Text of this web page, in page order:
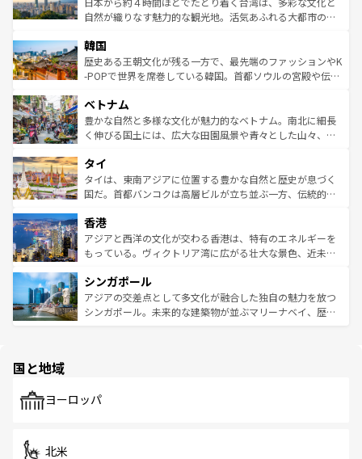
ク、伝統的なフラダンスなど、すべてがハワイの魅力を彩
ワイを、存分に味わってほしい。 なお、新着のハワイ情報
はコンテンツ一覧を参照してほしい。
ど、見どころがたくさん。また、カフェやワイン、オージ
いる。アクティビティも充実しており、サーフィンやダイ
ビング、ハイキングなど、アウトドア好きにはたまらな
い。オーストラリアの多彩な魅力を存分に味わいつくそ
参照してほしい。
自然が織りなす魅力的な観光地。活気あふれる大都市の台
ン）、静ひつな山岳地帯である台湾東部など、都市の喧騒
と山間の静けさが共存しており、訪れる人に新しい発見と
驚きをもたらしてくれる。また、奥深い台湾の食文化も魅
容にもいいと評判のスイーツなど、バラエティ豊かな料理
が味わえる。 なお、新着の台湾情報は コンテンツ一覧を参
照してほしい。
韓国
歴史ある王朝文化が残る一方で、最先端のファッションやK
-POPで世界を席巻している韓国。首都ソウルの宮殿や伝統
き、地方に足を延ばせば四季折々の自然美を楽しむことが
できる。そして、キムチや焼肉、絶品のストリートフード
まで、さまざまな韓国料理が待っている。夜には、韓国な
リティに包まれながら、韓国の多彩な魅力を心ゆくまで味
わってみてほしい。 なお、新着の韓国情報はコンテンツ一
覧を参照してほしい。
ベトナム
豊かな自然と多様な文化が魅力的なベトナム。南北に細長
く伸びる国土には、広大な田園風景や青々とした山々、世
急速な発展と共に伝統が息づく。ハノイの古い町並みやホ
ーチミン市のフランス統治時代の建物も、独特の雰囲気を
醸し出している。また、バラエティの豊かさとおいしさで
とつ。フォーやバインミー、ベトナムコーヒーなどは、ぜ
ひ現地で味わいたい。どの地域を訪れてもあたたかい人々
が旅行者を迎えてくれるので、きっと忘れられない旅にな
参照してほしい。
タイ
タイは、東南アジアに位置する豊かな自然と歴史が息づく
国だ。首都バンコクは高層ビルが立ち並ぶ一方、伝統的な
の活気が交差している。北部ではチェンマイなどの山岳地
帯で自然と触れ合い、南部ではプーケットやクラビの美し
いビーチでリゾート気分を楽しむことができる。タイ料理
激する。気候は一年中温暖で、どの季節にも異なる楽しみ
が待っている。親しみやすいタイの人々、仏教を中心とし
た文化、そして多様な観光資源が、訪れる旅人を魅了し続
香港
アジアと西洋の文化が交わる香港は、特有のエネルギーを
もっている。ヴィクトリア湾に広がる壮大な景色、近未来
み、どこを訪れても感動するはず。観光スポットが密集し
ており、効率よく見どころを回れるのも魅力。息をのむよ
うな絶景から文化的な体験まで、香港を存分に楽しみ尽く
シンガポール
アジアの交差点として多文化が融合した独自の魅力を放つ
シンガポール。未来的な建築物が並ぶマリーナベイ、歴史
で、ホーカーズは地元の風情を楽しめる外せないスポット
国と地域
ヨーロッパ
北米